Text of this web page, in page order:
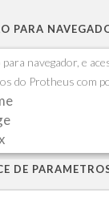
PARA
navegador, e
do Protheus com
DE